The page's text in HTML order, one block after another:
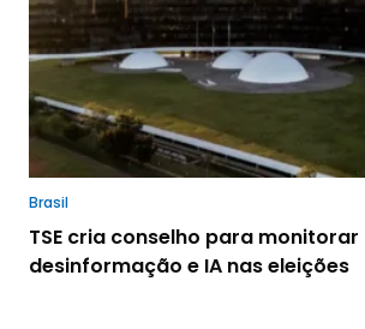
Brasil
TSE cria conselho para monitorar
desinformação e IA nas eleições